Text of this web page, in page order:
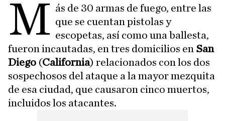
M ás de 30 armas de fuego, entre las
que se cuentan pistolas y
escopetas, así como una ballesta,
fueron incautadas, en tres domicilios en San
Diego (California) relacionados con los dos
sospechosos del ataque a la mayor mezquita
de esa ciudad, que causaron cinco muertos,
incluidos los atacantes.